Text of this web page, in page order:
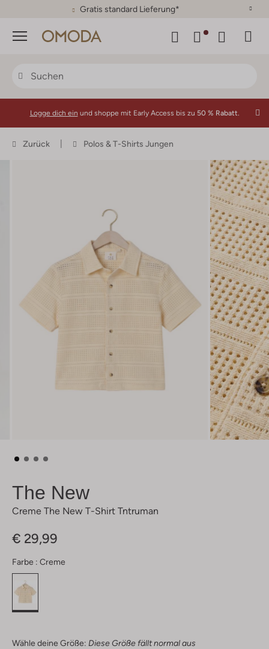
30 Tage Rückgaberecht
Menü
Logge dich ein und shoppe mit Early Access bis zu 50 % Rabatt.
Zurück Polos & T-Shirts Jungen
The New
Creme The New T-Shirt Tntruman
€ 29,99
Farbe : Creme
Wähle deine Größe: Diese Größe fällt normal aus